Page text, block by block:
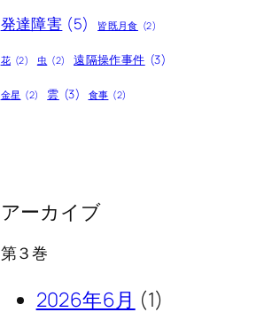
発達障害 (5) 皆既月食 (2)
花 (2) 虫 (2) 遠隔操作事件 (3)
金星 (2) 雲 (3) 食事 (2)
アーカイブ
第３巻
2026年6月 (1)